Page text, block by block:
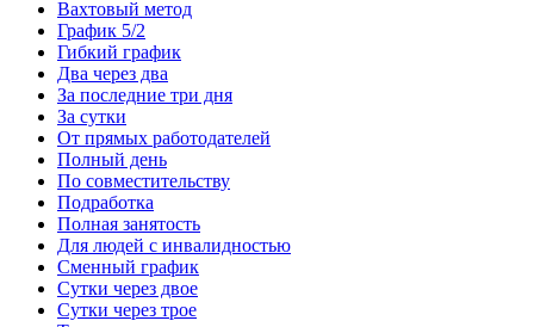
Вахтовый метод
График 5/2
Гибкий график
Два через два
За последние три дня
За сутки
От прямых работодателей
Полный день
По совместительству
Подработка
Полная занятость
Для людей с инвалидностью
Сменный график
Сутки через двое
Сутки через трое